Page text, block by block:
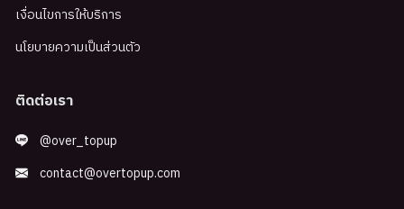
เงื่อนไขการให้บริการ
นโยบายความเป็นส่วนตัว
ติดต่อเรา
@over_topup
contact@overtopup.com